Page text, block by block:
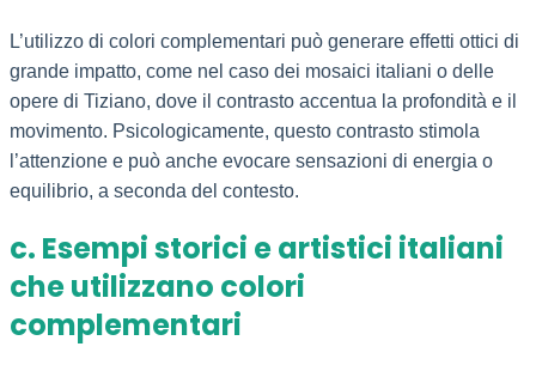
L’utilizzo di colori complementari può generare effetti ottici di
grande impatto, come nel caso dei mosaici italiani o delle
opere di Tiziano, dove il contrasto accentua la profondità e il
movimento. Psicologicamente, questo contrasto stimola
l’attenzione e può anche evocare sensazioni di energia o
equilibrio, a seconda del contesto.
c. Esempi storici e artistici italiani
che utilizzano colori
complementari